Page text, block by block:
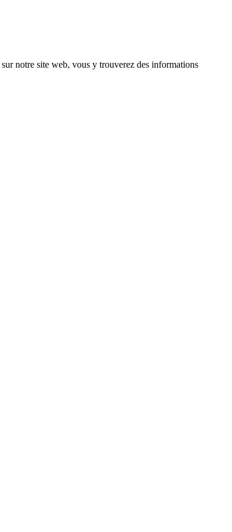
sur notre site web, vous y trouverez des informations